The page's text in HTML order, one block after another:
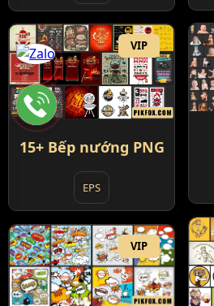
VIP
15+ Bếp nướng PNG
EPS
VIP